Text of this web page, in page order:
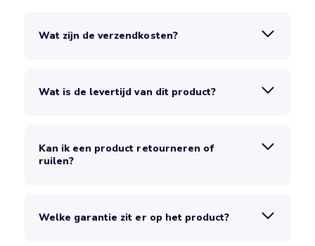
Wat zijn de verzendkosten?
Wat is de levertijd van dit product?
Kan ik een product retourneren of
ruilen?
Welke garantie zit er op het product?